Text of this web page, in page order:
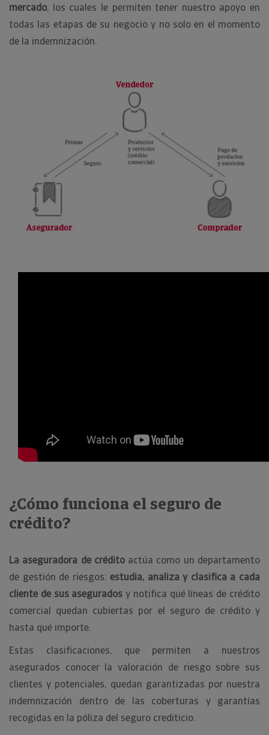
mercado, los cuales le permiten tener nuestro apoyo en
todas las etapas de su negocio y no solo en el momento
de la indemnización.
¿Cómo funciona el seguro de
crédito?
La aseguradora de créditoactúa como un departamento
de gestión de riesgos:estudia, analiza y clasifica a cada
cliente de sus asegurados y notifica qué líneas de crédito
comercial quedan cubiertas por el seguro de crédito y
hasta qué importe.
Estas clasificaciones, que permiten a nuestros
asegurados conocer la valoración de riesgo sobre sus
clientes y potenciales, quedan garantizadas por nuestra
indemnización dentro de las coberturas y garantías
recogidas en la póliza del seguro crediticio.